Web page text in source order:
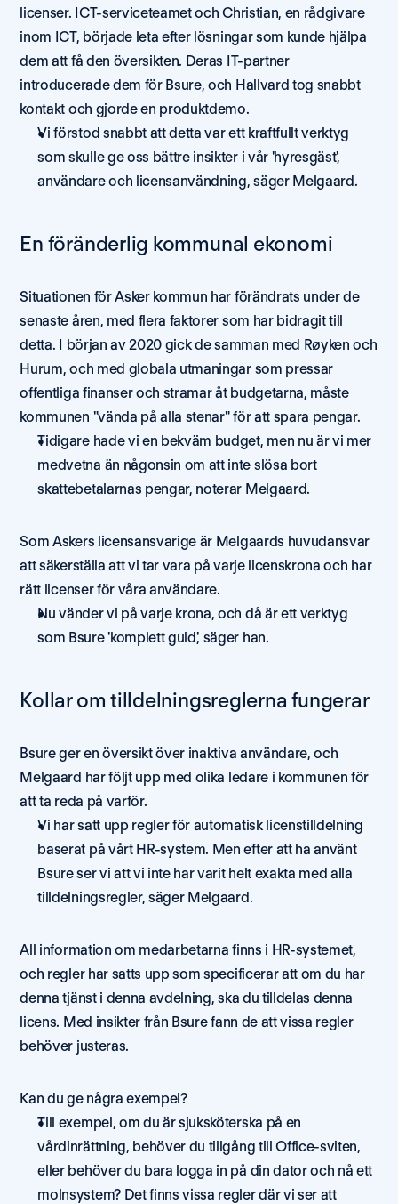
licenser. ICT-serviceteamet och Christian, en rådgivare
inom ICT, började leta efter lösningar som kunde hjälpa
dem att få den översikten. Deras IT-partner
introducerade dem för Bsure, och Hallvard tog snabbt
kontakt och gjorde en produktdemo.
Vi förstod snabbt att detta var ett kraftfullt verktyg
som skulle ge oss bättre insikter i vår 'hyresgäst',
användare och licensanvändning, säger Melgaard.
En föränderlig kommunal ekonomi
Situationen för Asker kommun har förändrats under de
senaste åren, med flera faktorer som har bidragit till
detta. I början av 2020 gick de samman med Røyken och
Hurum, och med globala utmaningar som pressar
offentliga finanser och stramar åt budgetarna, måste
kommunen "vända på alla stenar" för att spara pengar.
Tidigare hade vi en bekväm budget, men nu är vi mer
medvetna än någonsin om att inte slösa bort
skattebetalarnas pengar, noterar Melgaard.
Som Askers licensansvarige är Melgaards huvudansvar
att säkerställa att vi tar vara på varje licenskrona och har
rätt licenser för våra användare.
Nu vänder vi på varje krona, och då är ett verktyg
som Bsure 'komplett guld', säger han.
Kollar om tilldelningsreglerna fungerar
Bsure ger en översikt över inaktiva användare, och
Melgaard har följt upp med olika ledare i kommunen för
att ta reda på varför.
Vi har satt upp regler för automatisk licenstilldelning
baserat på vårt HR-system. Men efter att ha använt
Bsure ser vi att vi inte har varit helt exakta med alla
tilldelningsregler, säger Melgaard.
All information om medarbetarna finns i HR-systemet,
och regler har satts upp som specificerar att om du har
denna tjänst i denna avdelning, ska du tilldelas denna
licens. Med insikter från Bsure fann de att vissa regler
behöver justeras.
Kan du ge några exempel?
Till exempel, om du är sjuksköterska på en
vårdinrättning, behöver du tillgång till Office-sviten,
eller behöver du bara logga in på din dator och nå ett
molnsystem? Det finns vissa regler där vi ser att